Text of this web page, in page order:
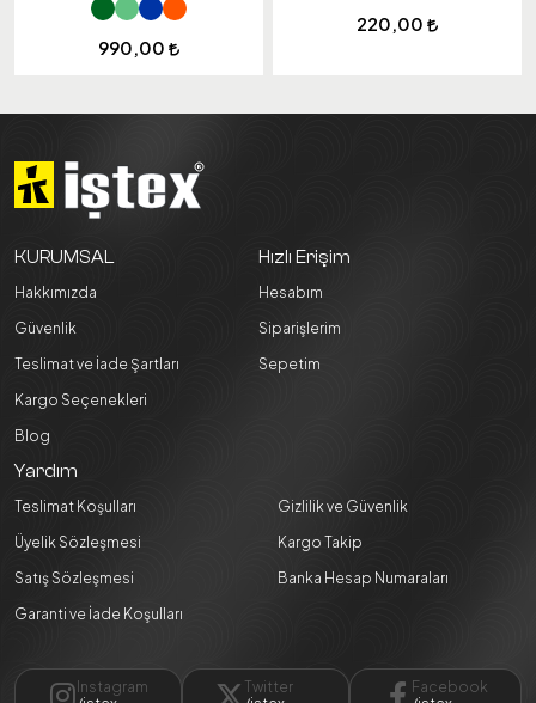
990,00
220,00
KURUMSAL
Hakkımızda
Güvenlik
Teslimat ve İade Şartları
Kargo Seçenekleri
Blog
Hızlı Erişim
Hesabım
Siparişlerim
Sepetim
Yardım
Teslimat Koşulları
Üyelik Sözleşmesi
Satış Sözleşmesi
Garanti ve İade Koşulları
Gizlilik ve Güvenlik
Kargo Takip
Banka Hesap Numaraları
Instagram
Twitter
Facebook